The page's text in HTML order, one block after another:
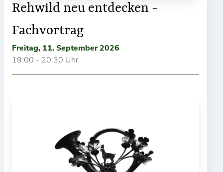
Rehwild neu entdecken -
Fachvortrag
Freitag, 11. September 2026
19:00 - 20:30 Uhr